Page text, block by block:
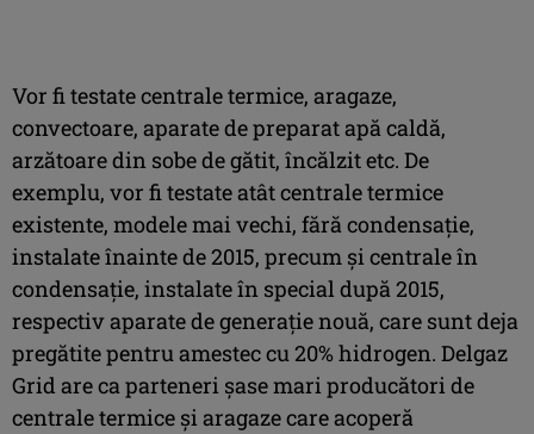
Vor fi testate centrale termice, aragaze,
convectoare, aparate de preparat apă caldă,
arzătoare din sobe de gătit, încălzit etc. De
exemplu, vor fi testate atât centrale termice
existente, modele mai vechi, fără condensație,
instalate înainte de 2015, precum și centrale în
condensație, instalate în special după 2015,
respectiv aparate de generație nouă, care sunt deja
pregătite pentru amestec cu 20% hidrogen. Delgaz
Grid are ca parteneri șase mari producători de
centrale termice și aragaze care acoperă